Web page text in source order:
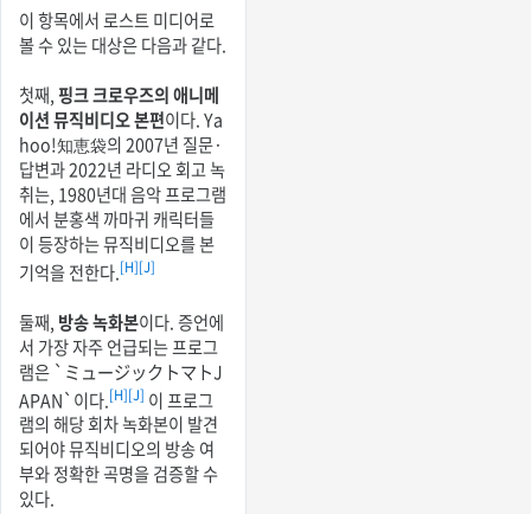
이 항목에서 로스트 미디어로
볼 수 있는 대상은 다음과 같다.
첫째, 핑크 크로우즈의 애니메
이션 뮤직비디오 본편이다. Ya
hoo!知恵袋의 2007년 질문·
답변과 2022년 라디오 회고 녹
취는, 1980년대 음악 프로그램
에서 분홍색 까마귀 캐릭터들
이 등장하는 뮤직비디오를 본
기억을 전한다.[H][J]
둘째, 방송 녹화본이다. 증언에
서 가장 자주 언급되는 프로그
램은 `ミュージックトマトJ
APAN`이다.[H][J] 이 프로그
램의 해당 회차 녹화본이 발견
되어야 뮤직비디오의 방송 여
부와 정확한 곡명을 검증할 수
있다.